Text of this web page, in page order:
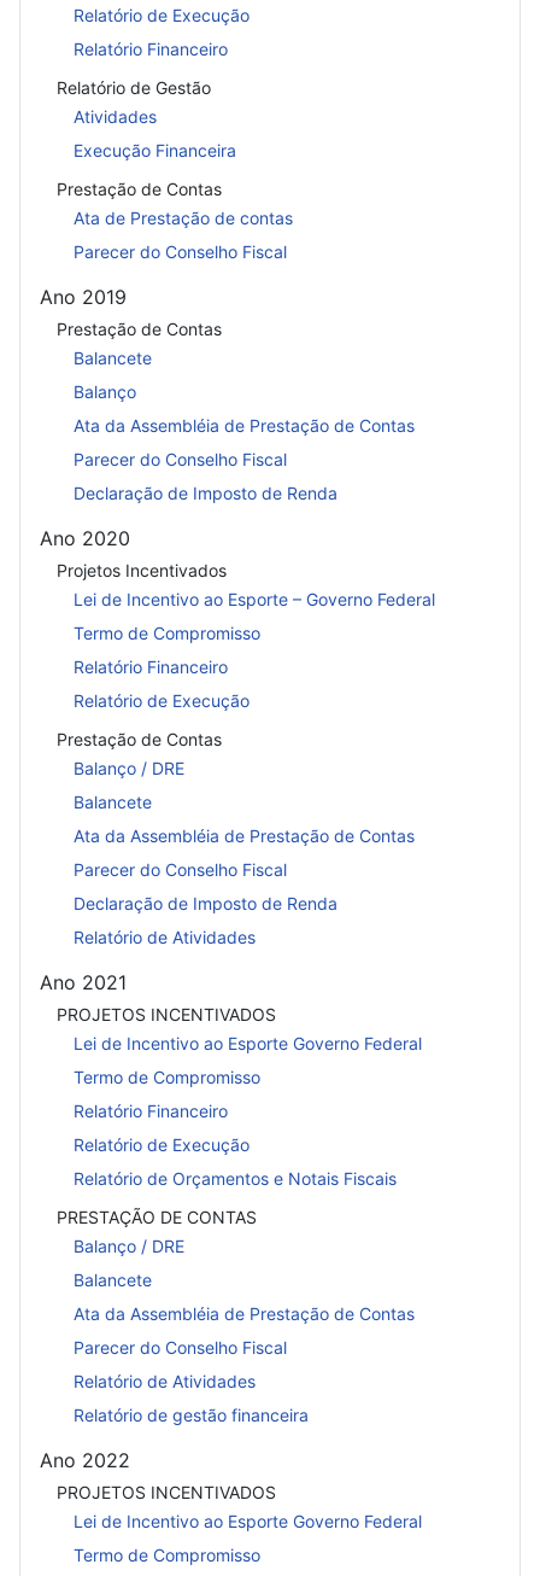
Relatório de Execução
Relatório Financeiro
Relatório de Gestão
Atividades
Execução Financeira
Prestação de Contas
Ata de Prestação de contas
Parecer do Conselho Fiscal
Ano 2019
Prestação de Contas
Balancete
Balanço
Ata da Assembléia de Prestação de Contas
Parecer do Conselho Fiscal
Declaração de Imposto de Renda
Ano 2020
Projetos Incentivados
Lei de Incentivo ao Esporte – Governo Federal
Termo de Compromisso
Relatório Financeiro
Relatório de Execução
Prestação de Contas
Balanço / DRE
Balancete
Ata da Assembléia de Prestação de Contas
Parecer do Conselho Fiscal
Declaração de Imposto de Renda
Relatório de Atividades
Ano 2021
PROJETOS INCENTIVADOS
Lei de Incentivo ao Esporte Governo Federal
Termo de Compromisso
Relatório Financeiro
Relatório de Execução
Relatório de Orçamentos e Notais Fiscais
PRESTAÇÃO DE CONTAS
Balanço / DRE
Balancete
Ata da Assembléia de Prestação de Contas
Parecer do Conselho Fiscal
Relatório de Atividades
Relatório de gestão financeira
Ano 2022
PROJETOS INCENTIVADOS
Lei de Incentivo ao Esporte Governo Federal
Termo de Compromisso